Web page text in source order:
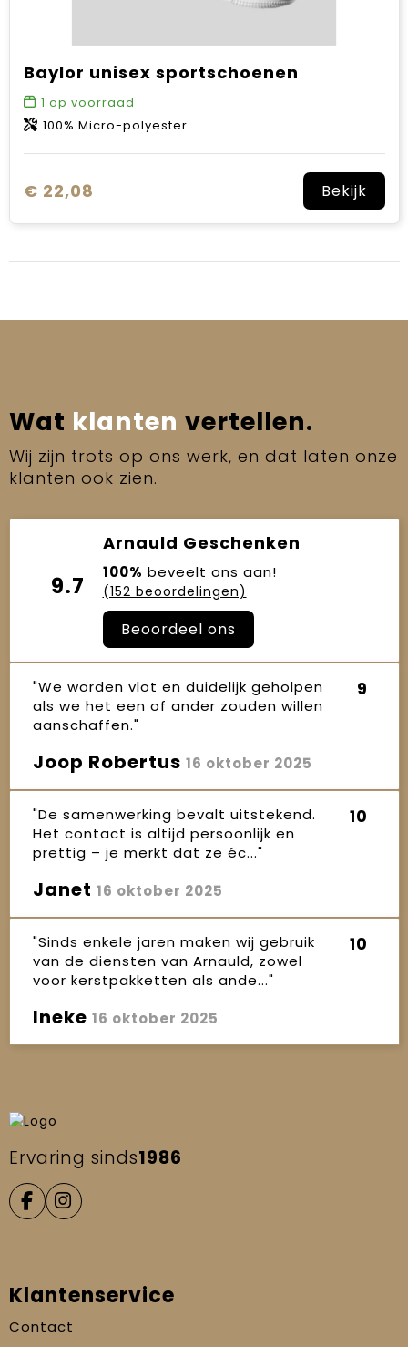
Baylor unisex sportschoenen
1 op voorraad
100% Micro-polyester
€ 22,08 Bekijk
Wat klanten vertellen.
Wij zijn trots op ons werk, en dat laten onze
klanten ook zien.
9.7
Arnauld Geschenken
100% beveelt ons aan!
(152 beoordelingen)
Beoordeel ons
"We worden vlot en duidelijk geholpen
als we het een of ander zouden willen
aanschaffen."
9
Joop Robertus 16 oktober 2025
"De samenwerking bevalt uitstekend.
Het contact is altijd persoonlijk en
prettig – je merkt dat ze éc..."
10
Janet 16 oktober 2025
"Sinds enkele jaren maken wij gebruik
van de diensten van Arnauld, zowel
voor kerstpakketten als ande..."
10
Ineke 16 oktober 2025
Ervaring sinds1986
Klantenservice
Contact